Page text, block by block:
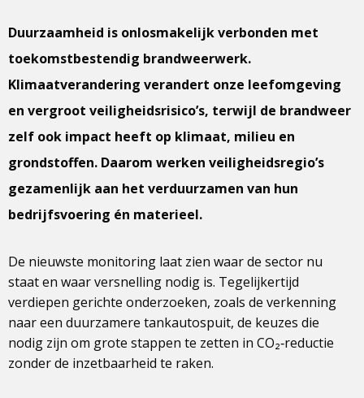
Duurzaamheid is onlosmakelijk verbonden met
toekomstbestendig brandweerwerk.
Klimaatverandering verandert onze leefomgeving
en vergroot veiligheidsrisico’s, terwijl de brandweer
zelf ook impact heeft op klimaat, milieu en
grondstoffen. Daarom werken veiligheidsregio’s
gezamenlijk aan het verduurzamen van hun
bedrijfsvoering én materieel.
De nieuwste monitoring laat zien waar de sector nu
staat en waar versnelling nodig is. Tegelijkertijd
verdiepen gerichte onderzoeken, zoals de verkenning
naar een duurzamere tankautospuit, de keuzes die
nodig zijn om grote stappen te zetten in CO₂‑reductie
zonder de inzetbaarheid te raken.